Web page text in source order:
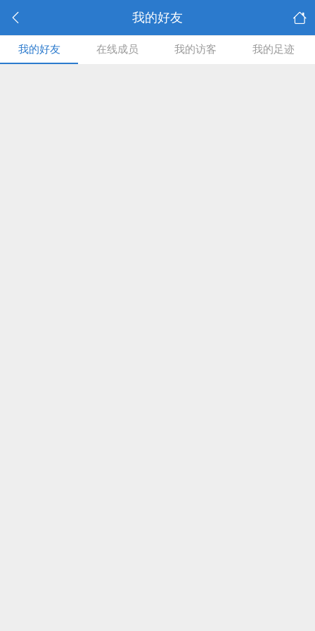
我的好友
我的好友 在线成员 我的访客 我的足迹